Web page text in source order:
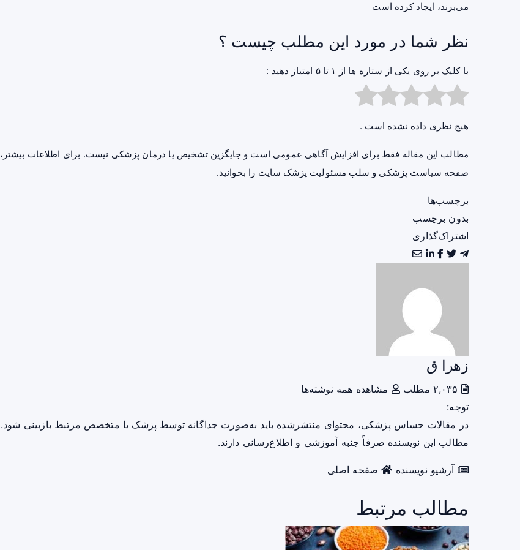
می‌برند، ایجاد کرده است
نظر شما در مورد این مطلب چیست ؟
با کلیک بر روی یکی از ستاره ها از ۱ تا ۵ امتیاز دهید :
هیچ نظری داده نشده است .
مطالب این مقاله فقط برای افزایش آگاهی عمومی است و جایگزین تشخیص یا درمان پزشکی نیست. برای اطلاعات بیشتر،
صفحه سیاست پزشکی و سلب مسئولیت پزشک سایت را بخوانید.
برچسب‌ها
بدون برچسب
اشتراک‌گذاری
زهرا ق
مشاهده همه نوشته‌ها
توجه:
در مقالات حساس پزشکی، محتوای منتشرشده باید به‌صورت جداگانه توسط پزشک یا متخصص مرتبط بازبینی شود.
مطالب این نویسنده صرفاً جنبه آموزشی و اطلاع‌رسانی دارند.
آرشیو نویسنده صفحه اصلی
مطالب مرتبط